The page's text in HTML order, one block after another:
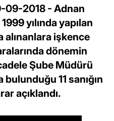
09-2018 - Adnan
yılında yapılan
alınanlara işkence
dönemin
Şube Müdürü
bulunduğu 11 sanığın
açıklandı.